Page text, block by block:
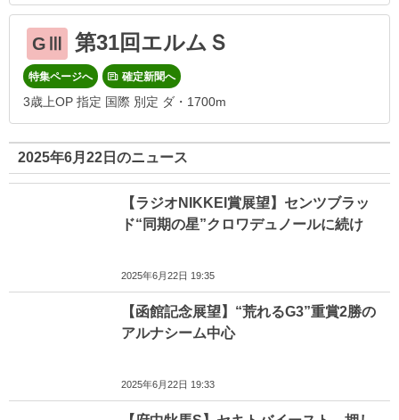
GⅢ 第31回エルムＳ
特集ページへ 確定新聞へ
3歳上OP 指定 国際 別定 ダ・1700m
2025年6月22日のニュース
【ラジオNIKKEI賞展望】センツブラッ
ド“同期の星”クロワデュノールに続け
2025年6月22日 19:35
【函館記念展望】“荒れるG3”重賞2勝の
アルナシーム中心
2025年6月22日 19:33